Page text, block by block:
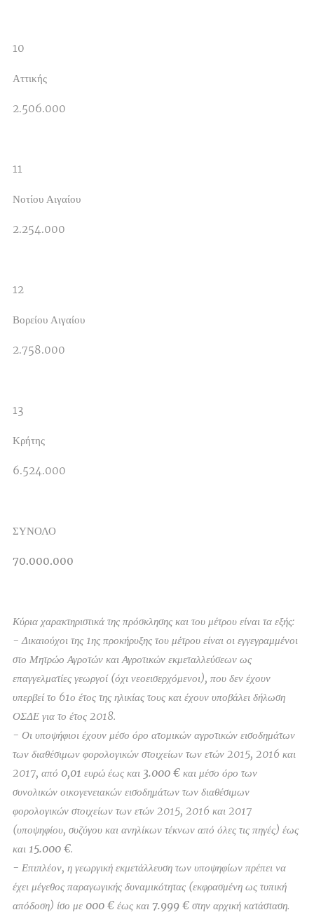
10
Αττικής
2.506.000
11
Νοτίου Αιγαίου
2.254.000
12
Βορείου Αιγαίου
2.758.000
13
Κρήτης
6.524.000
ΣΥΝΟΛΟ
70.000.000
Κύρια χαρακτηριστικά της πρόσκλησης και του μέτρου είναι τα εξής:
- Δικαιούχοι της 1ης προκήρυξης του μέτρου είναι οι εγγεγραμμένοι
στο Μητρώο Αγροτών και Αγροτικών εκμεταλλεύσεων ως
επαγγελματίες γεωργοί (όχι νεοεισερχόμενοι), που δεν έχουν
υπερβεί το 61ο έτος της ηλικίας τους και έχουν υποβάλει δήλωση
ΟΣΔΕ για το έτος 2018.
- Οι υποψήφιοι έχουν μέσο όρο ατομικών αγροτικών εισοδημάτων
των διαθέσιμων φορολογικών στοιχείων των ετών 2015, 2016 και
2017, από 0,01 ευρώ έως και 3.000 € και μέσο όρο των
συνολικών οικογενειακών εισοδημάτων των διαθέσιμων
φορολογικών στοιχείων των ετών 2015, 2016 και 2017
(υποψηφίου, συζύγου και ανηλίκων τέκνων από όλες τις πηγές) έως
και 15.000 €.
- Επιπλέον, η γεωργική εκμετάλλευση των υποψηφίων πρέπει να
έχει μέγεθος παραγωγικής δυναμικότητας (εκφρασμένη ως τυπική
απόδοση) ίσο με 000 € έως και 7.999 € στην αρχική κατάσταση.